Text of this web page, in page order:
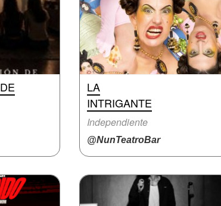
LA
INTRIGANTE
Independiente
@NunTeatroBar